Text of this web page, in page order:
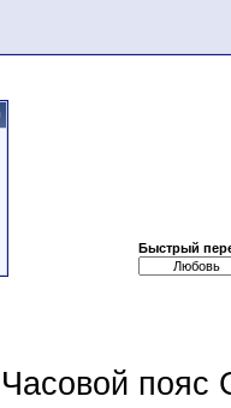
Быстрый
Часовой пояс